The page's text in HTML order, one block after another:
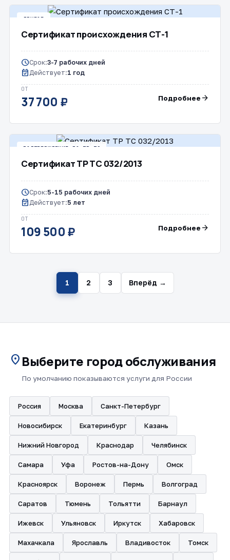
ДРУГОЕ
Сертификат происхождения СТ-1
scheduleСрок:3-7 рабочих дней
event_availableДействует:1 год
ОТ
37 700 ₽ Подробнее arrow_forward
ПОДТВЕРЖДЕНИЕ ПО ТР ТС
Сертификат ТР ТС 032/2013
scheduleСрок:5-15 рабочих дней
event_availableДействует:5 лет
ОТ
109 500 ₽ Подробнее arrow_forward
1 2 3 Вперёд →
location_on Выберите город обслуживания
По умолчанию показываются услуги для России
Россия Москва Санкт-Петербург
Новосибирск Екатеринбург Казань
Нижний Новгород Краснодар Челябинск
Самара Уфа Ростов-на-Дону Омск
Красноярск Воронеж Пермь Волгоград
Саратов Тюмень Тольятти Барнаул
Ижевск Ульяновск Иркутск Хабаровск
Махачкала Ярославль Владивосток Томск